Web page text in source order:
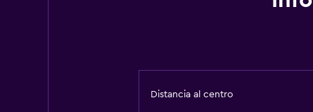
Distancia al centro